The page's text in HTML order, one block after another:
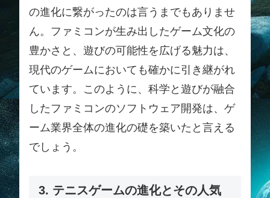
の進化に繋がったのは言うまでもありませ
ん。ファミコンが生み出したゲーム文化の
豊かさと、遊びの可能性を広げる魅力は、
現代のゲームにおいても確かに引き継がれ
ています。このように、科学と遊びが融合
したファミコンのソフトウェア開発は、ゲ
ーム業界全体の進化の礎を築いたと言える
でしょう。
3. テニスゲームの進化とその人気